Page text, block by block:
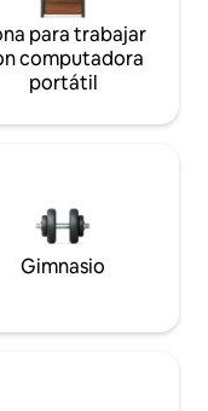
para trabajar
computadora
portátil
Gimnasio